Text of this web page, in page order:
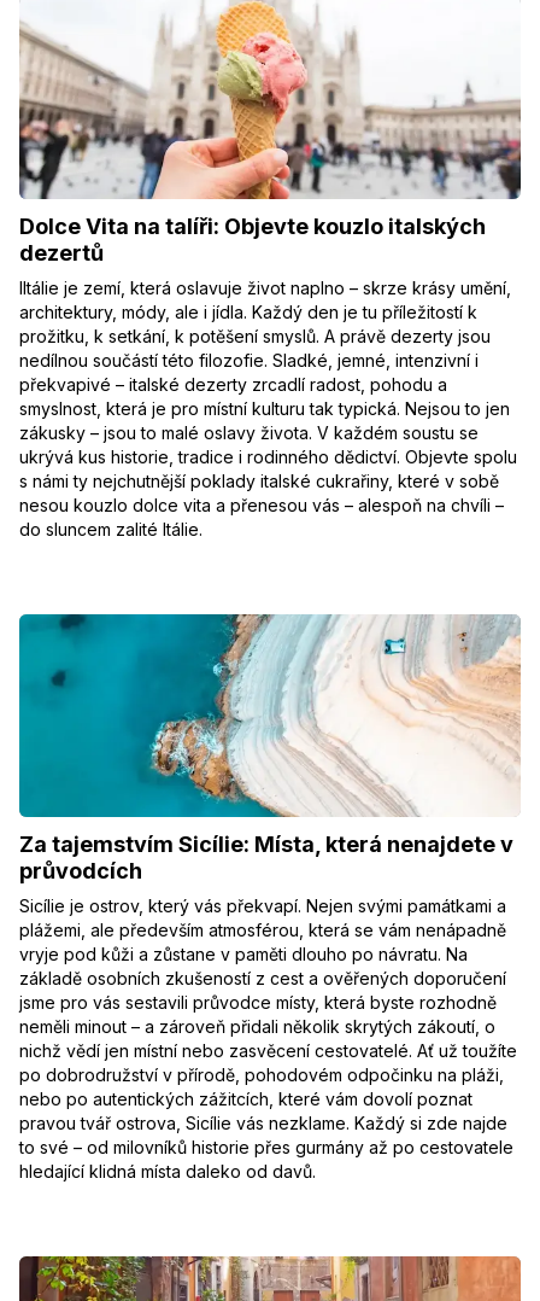
Dolce Vita na talíři: Objevte kouzlo italských
dezertů
IItálie je zemí, která oslavuje život naplno – skrze krásy umění,
architektury, módy, ale i jídla. Každý den je tu příležitostí k
prožitku, k setkání, k potěšení smyslů. A právě dezerty jsou
nedílnou součástí této filozofie. Sladké, jemné, intenzivní i
překvapivé – italské dezerty zrcadlí radost, pohodu a
smyslnost, která je pro místní kulturu tak typická. Nejsou to jen
zákusky – jsou to malé oslavy života. V každém soustu se
ukrývá kus historie, tradice i rodinného dědictví. Objevte spolu
s námi ty nejchutnější poklady italské cukrařiny, které v sobě
nesou kouzlo dolce vita a přenesou vás – alespoň na chvíli –
do sluncem zalité Itálie.
Za tajemstvím Sicílie: Místa, která nenajdete v
průvodcích
Sicílie je ostrov, který vás překvapí. Nejen svými památkami a
plážemi, ale především atmosférou, která se vám nenápadně
vryje pod kůži a zůstane v paměti dlouho po návratu. Na
základě osobních zkušeností z cest a ověřených doporučení
jsme pro vás sestavili průvodce místy, která byste rozhodně
neměli minout – a zároveň přidali několik skrytých zákoutí, o
nichž vědí jen místní nebo zasvěcení cestovatelé. Ať už toužíte
po dobrodružství v přírodě, pohodovém odpočinku na pláži,
nebo po autentických zážitcích, které vám dovolí poznat
pravou tvář ostrova, Sicílie vás nezklame. Každý si zde najde
to své – od milovníků historie přes gurmány až po cestovatele
hledající klidná místa daleko od davů.